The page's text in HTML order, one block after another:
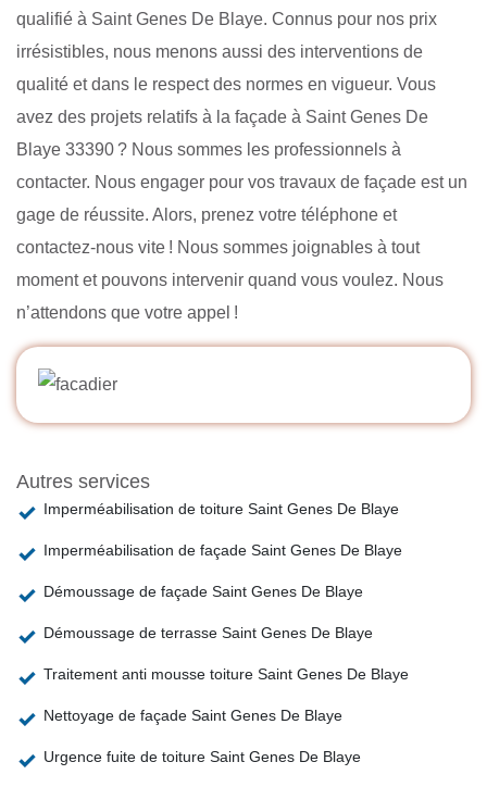
qualifié à Saint Genes De Blaye. Connus pour nos prix
irrésistibles, nous menons aussi des interventions de
qualité et dans le respect des normes en vigueur. Vous
avez des projets relatifs à la façade à Saint Genes De
Blaye 33390 ? Nous sommes les professionnels à
contacter. Nous engager pour vos travaux de façade est un
gage de réussite. Alors, prenez votre téléphone et
contactez-nous vite ! Nous sommes joignables à tout
moment et pouvons intervenir quand vous voulez. Nous
n’attendons que votre appel !
Autres services
Imperméabilisation de toiture Saint Genes De Blaye
Imperméabilisation de façade Saint Genes De Blaye
Démoussage de façade Saint Genes De Blaye
Démoussage de terrasse Saint Genes De Blaye
Traitement anti mousse toiture Saint Genes De Blaye
Nettoyage de façade Saint Genes De Blaye
Urgence fuite de toiture Saint Genes De Blaye